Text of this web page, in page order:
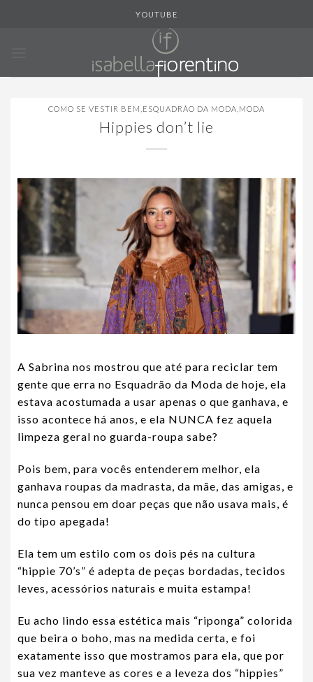
YOUTUBE
COMO SE VESTIR BEM ESQUADRÃO DA MODA MODA
Hippies don’t lie
A Sabrina nos mostrou que até para reciclar tem
gente que erra no Esquadrão da Moda de hoje, ela
estava acostumada a usar apenas o que ganhava, e
isso acontece há anos, e ela NUNCA fez aquela
limpeza geral no guarda-roupa sabe?
Pois bem, para vocês entenderem melhor, ela
ganhava roupas da madrasta, da mãe, das amigas, e
nunca pensou em doar peças que não usava mais, é
do tipo apegada!
Ela tem um estilo com os dois pés na cultura
“hippie 70’s” é adepta de peças bordadas, tecidos
leves, acessórios naturais e muita estampa!
Eu acho lindo essa estética mais “riponga” colorida
que beira o boho, mas na medida certa, e foi
exatamente isso que mostramos para ela, que por
sua vez manteve as cores e a leveza dos “hippies”